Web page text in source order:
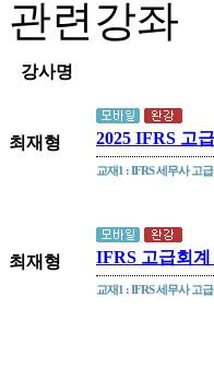
관련강좌
강사명
최재형 2025 IFRS 고
교재1 : IFRS 세무사 고
최재형 IFRS 고급회계
교재1 : IFRS 세무사 고